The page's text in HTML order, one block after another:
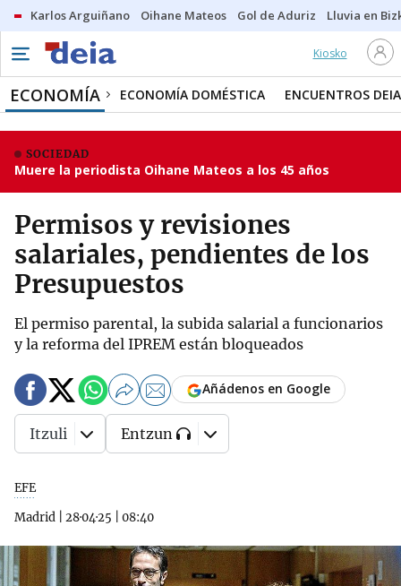
Karlos Arguiñano Oihane Mateos Gol de Aduriz Lluvia en
Kiosko
ECONOMÍA ECONOMÍA DOMÉSTICA ENCUENTROS DEIA
SOCIEDAD
Muere la periodista Oihane Mateos a los 45 años
Permisos y revisiones
salariales, pendientes de los
Presupuestos
El permiso parental, la subida salarial a funcionarios
y la reforma del IPREM están bloqueados
EFE
Madrid
28·04·25 08:40
Añádenos en Google
Itzuli Entzun